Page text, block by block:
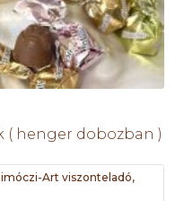
( henger dobozban )
Art viszonteladó,